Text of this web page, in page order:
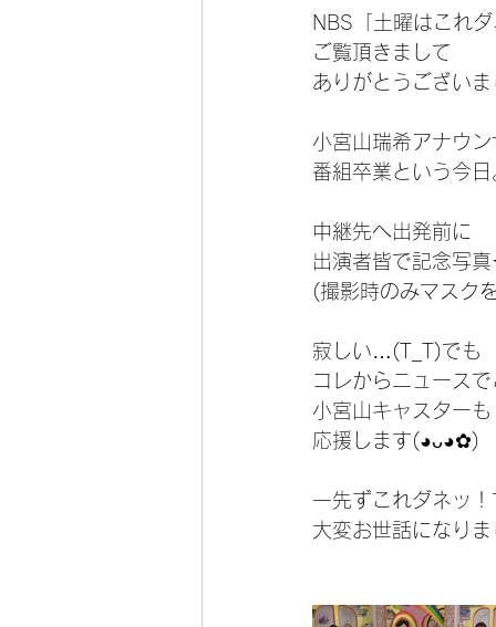
NBS「土曜はこれ
ご覧頂きまして
ありがとうござい
小宮山瑞希アナウ
番組卒業という今日
中継先へ出発前に
出演者皆で記念写
(撮影時のみマスク
寂しい…(T_T)でも
コレからニュース
小宮山キャスターも
応援します(◕ᴗ◕✿)
一先ずこれダネッ！
大変お世話になり